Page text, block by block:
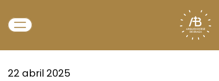
22 abril 2025